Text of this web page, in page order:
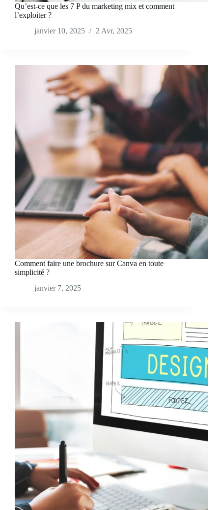
Qu’est-ce que les 7 P du marketing mix et comment
l’exploiter ?
janvier 10, 2025
2 Avr, 2025
Comment faire une brochure sur Canva en toute
simplicité ?
janvier 7, 2025